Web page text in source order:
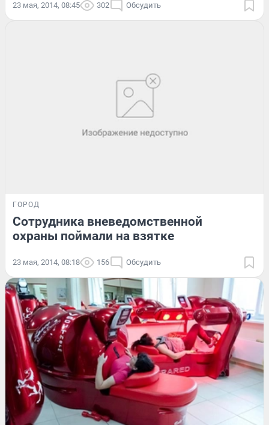
23 мая, 2014, 08:45 302 Обсудить
ГОРОД
Сотрудника вневедомственной
охраны поймали на взятке
23 мая, 2014, 08:18 156 Обсудить